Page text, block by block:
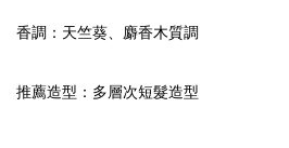
香調：天竺葵、麝香木質調
推薦造型：多層次短髮造型